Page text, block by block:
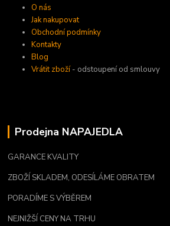
O nás
Jak nakupovat
Obchodní podmínky
Kontakty
Blog
Vrátit zboží- odstoupení od smlouvy
Prodejna NAPAJEDLA
GARANCE KVALITY
ZBOŽÍ SKLADEM, ODESÍLÁME OBRATEM
PORADÍME S VÝBĚREM
NEJNIŽŠÍ CENY NA TRHU